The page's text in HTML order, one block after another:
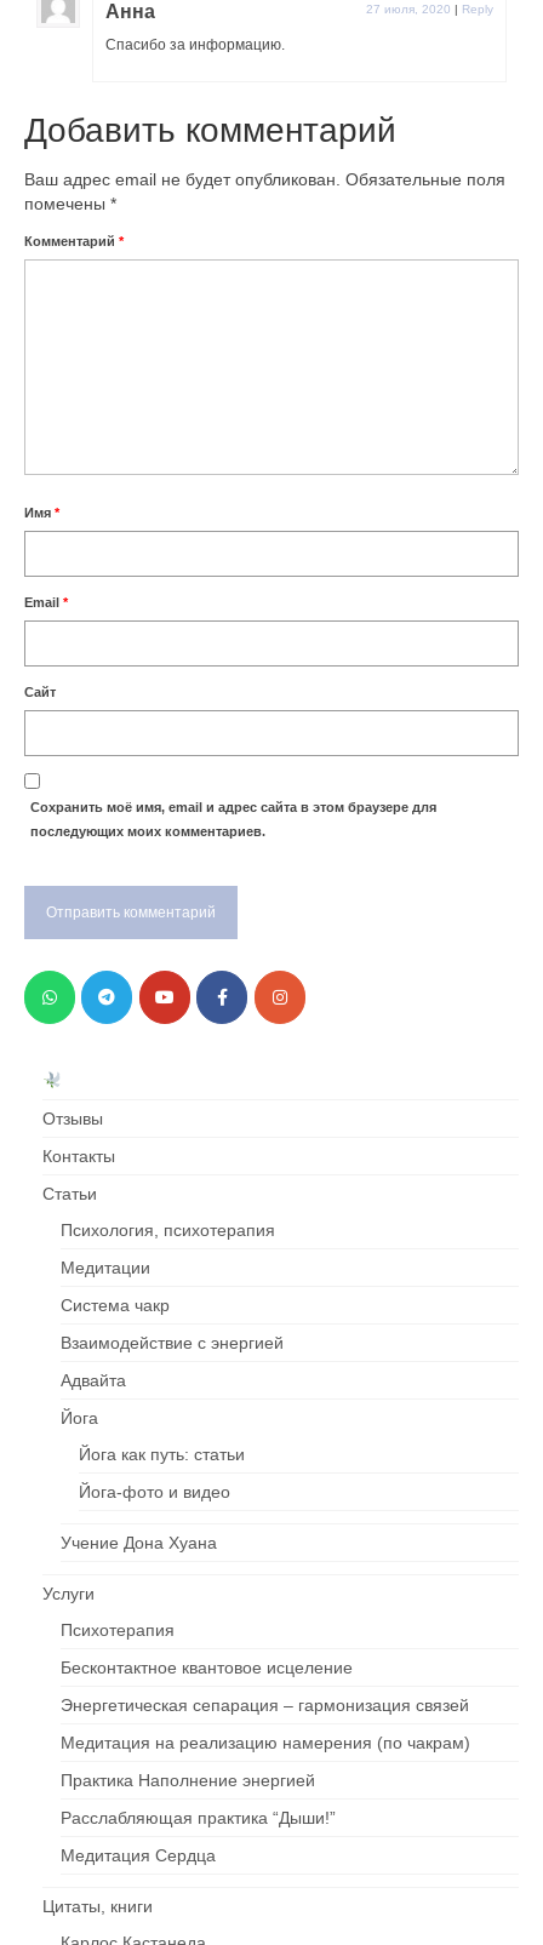
Анна 27 июля, 2020 | Reply
Спасибо за информацию.
Добавить комментарий
Ваш адрес email не будет опубликован. Обязательные поля
помечены *
Комментарий *
Имя *
Email *
Сайт
Сохранить моё имя, email и адрес сайта в этом браузере для
последующих моих комментариев.
Отзывы
Контакты
Cтатьи
Психология, психотерапия
Медитации
Система чакр
Взаимодействие c энергией
Адвайта
Йога
Йога как путь: статьи
Йога-фото и видео
Учение Дона Хуана
Услуги
Психотерапия
Бесконтактное квантовое исцеление
Энергетическая сепарация – гармонизация связей
Медитация на реализацию намерения (по чакрам)
Практика Наполнение энергией
Расслабляющая практика “Дыши!”
Медитация Сердца
Цитаты, книги